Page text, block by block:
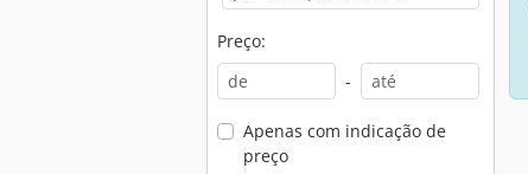
Preço:
-
Apenas com indicação de
preço